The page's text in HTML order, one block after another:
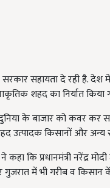
सहायता दे रही है.
शहद का निर्यात किया
के बाजार को कवर कर
उत्पादक किसानों और अन्य
ने कहा कि प्रधानमंत्री नरेंद्र
में भी गरीब व किसान